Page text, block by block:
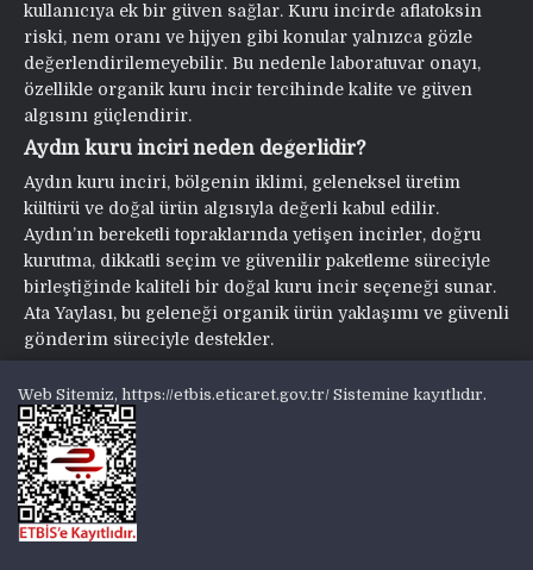
kullanıcıya ek bir güven sağlar. Kuru incirde aflatoksin
riski, nem oranı ve hijyen gibi konular yalnızca gözle
değerlendirilemeyebilir. Bu nedenle laboratuvar onayı,
özellikle organik kuru incir tercihinde kalite ve güven
algısını güçlendirir.
Aydın kuru inciri neden değerlidir?
Aydın kuru inciri, bölgenin iklimi, geleneksel üretim
kültürü ve doğal ürün algısıyla değerli kabul edilir.
Aydın’ın bereketli topraklarında yetişen incirler, doğru
kurutma, dikkatli seçim ve güvenilir paketleme süreciyle
birleştiğinde kaliteli bir doğal kuru incir seçeneği sunar.
Ata Yaylası, bu geleneği organik ürün yaklaşımı ve güvenli
gönderim süreciyle destekler.
Web Sitemiz, https://etbis.eticaret.gov.tr/ Sistemine kayıtlıdır.